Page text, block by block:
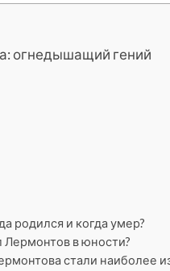
огнедышащий гений
родился и когда умер?
в юности?
стали наиболее